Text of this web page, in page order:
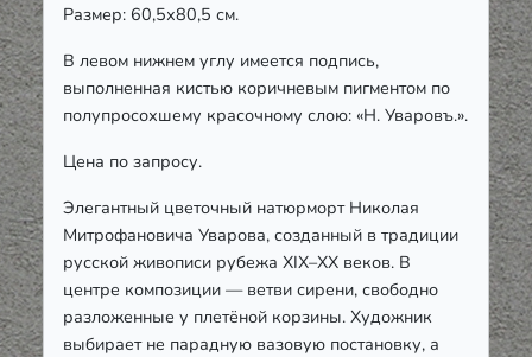
Размер: 60,5х80,5 см.
В левом нижнем углу имеется подпись,
выполненная кистью коричневым пигментом по
полупросохшему красочному слою: «Н. Уваровъ.».
Цена по запросу.
Элегантный цветочный натюрморт Николая
Митрофановича Уварова, созданный в традиции
русской живописи рубежа XIX–XX веков. В
центре композиции — ветви сирени, свободно
разложенные у плетёной корзины. Художник
выбирает не парадную вазовую постановку, а